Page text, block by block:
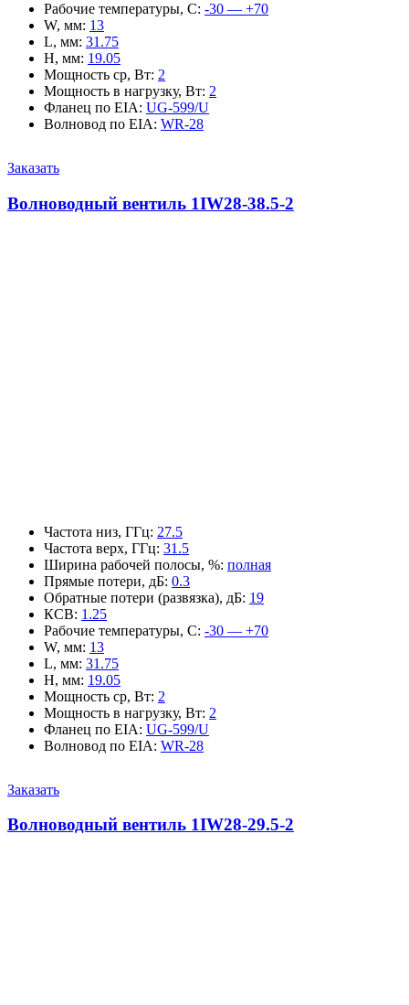
Рабочие температуры, С: -30 — +70
W, мм: 13
L, мм: 31.75
H, мм: 19.05
Мощность ср, Вт: 2
Мощность в нагрузку, Вт: 2
Фланец по EIA: UG-599/U
Волновод по EIA: WR-28
Заказать
Волноводный вентиль 1IW28-38.5-2
Частота низ, ГГц: 27.5
Частота верх, ГГц: 31.5
Ширина рабочей полосы, %: полная
Прямые потери, дБ: 0.3
Обратные потери (развязка), дБ: 19
КСВ: 1.25
Рабочие температуры, С: -30 — +70
W, мм: 13
L, мм: 31.75
H, мм: 19.05
Мощность ср, Вт: 2
Мощность в нагрузку, Вт: 2
Фланец по EIA: UG-599/U
Волновод по EIA: WR-28
Заказать
Волноводный вентиль 1IW28-29.5-2